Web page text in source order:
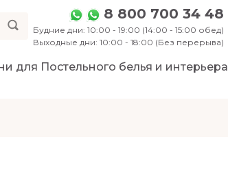
8 800 700 34 48
Будние дни: 10:00 - 19:00 (14:00 - 15:00 обед)
Выходные дни: 10:00 - 18:00 (Без перерыва)
для Постельного белья и интерьера